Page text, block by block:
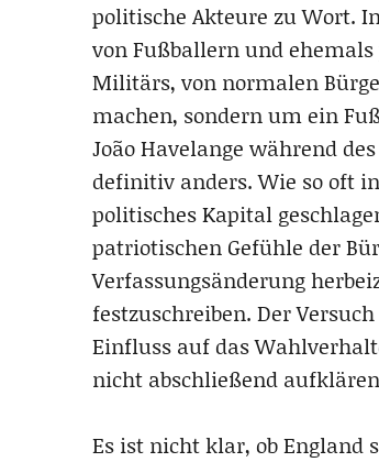
politische Akteure zu Wort.
von Fußballern und
Militärs, von normalen
machen, sondern um ein
João Havelange während
definitiv anders. Wie so oft
politisches Kapital
patriotischen Gefühle der
Verfassungsänderung
festzuschreiben. Der
Einfluss auf das
nicht abschließend
Es ist nicht klar, ob England